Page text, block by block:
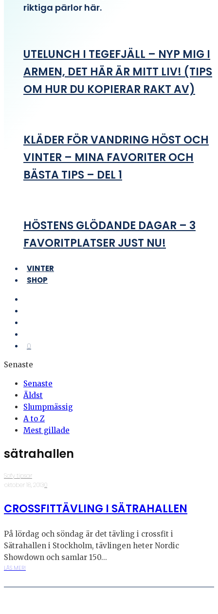
riktiga pärlor här.
UTELUNCH I TEGEFJÄLL – NYP MIG I
ARMEN, DET HÄR ÄR MITT LIV! (TIPS
OM HUR DU KOPIERAR RAKT AV)
KLÄDER FÖR VANDRING HÖST OCH
VINTER – MINA FAVORITER OCH
BÄSTA TIPS – DEL 1
HÖSTENS GLÖDANDE DAGAR – 3
FAVORITPLATSER JUST NU!
VINTER
SHOP
0
Senaste
Senaste
Äldst
Slumpmässig
A to Z
Mest gillade
sätrahallen
Sofy tipsar
·oktober 18, 2013·0
CROSSFITTÄVLING I SÄTRAHALLEN
På lördag och söndag är det tävling i crossfit i
Sätrahallen i Stockholm, tävlingen heter Nordic
Showdown och samlar 150...
LÄS MER!